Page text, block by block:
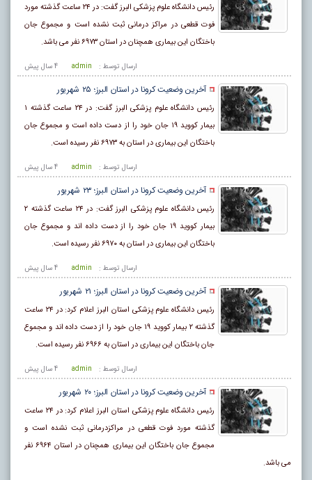
رئیس دانشگاه علوم پزشکی البرز گفت: در ۲۴ ساعت گذشته مورد
فوت قطعی در مراکز درمانی ثبت نشده است و مجموع جان
باختگان این بیماری همچنان در استان ۶۹۷۳ نفر می باشد.
4 سال پيش ارسال توسط : admin
آخرین وضعیت کرونا در استان البرز؛ ۲۵ شهریور
رئیس دانشگاه علوم پزشکی البرز گفت: در ۲۴ ساعت گذشته ۱
بیمار کووید ۱۹ جان خود را از دست داده است و مجموع جان
باختگان این بیماری در استان به ۶۹۷۳ نفر رسیده است.
4 سال پيش ارسال توسط : admin
آخرین وضعیت کرونا در استان البرز؛ ۲۳ شهریور
رئیس دانشگاه علوم پزشکی البرز گفت: در ۲۴ ساعت گذشته ۲
بیمار کووید ۱۹ جان خود را از دست داده اند و مجموع جان
باختگان این بیماری در استان به ۶۹۷۰ نفر رسیده است.
4 سال پيش ارسال توسط : admin
آخرین وضعیت کرونا در استان البرز؛ ۲۱ شهریور
رئیس دانشگاه علوم پزشکی استان البرز اعلام کرد: در ۲۴ ساعت
گذشته ۲ بیمار کووید ۱۹ جان خود را از دست داده اند و مجموع
جان باختگان این بیماری در استان به ۶۹۶۶ نفر رسیده است.
4 سال پيش ارسال توسط : admin
آخرین وضعیت کرونا در استان البرز؛ ۲۰ شهریور
رئیس دانشگاه علوم پزشکی استان البرز اعلام کرد: در ۲۴ ساعت
گذشته مورد فوت قطعی در مراکزدرمانی ثبت نشده است و
مجموع جان باختگان این بیماری همچنان در استان ۶۹۶۴ نفر
می باشد.